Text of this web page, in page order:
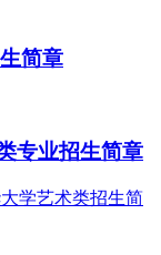
简章
专业招生简章